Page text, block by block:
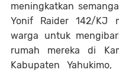
meningkatkan
Yonif Raider 142/KJ
warga untuk
rumah mereka di
Kabupaten